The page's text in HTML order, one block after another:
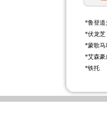
*鲁登道
*伏龙芝
*蒙歌马
*艾森豪
*铁托